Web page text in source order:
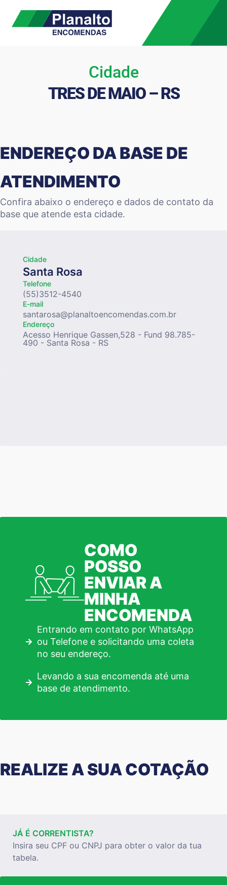
Cidade
TRES DE MAIO – RS
ENDEREÇO DA BASE DE
ATENDIMENTO
Confira abaixo o endereço e dados de contato da
base que atende esta cidade.
Cidade
Santa Rosa
Telefone
(55)3512-4540
E-mail
santarosa@planaltoencomendas.com.br
Endereço
Acesso Henrique Gassen,528 - Fund 98.785-
490 - Santa Rosa - RS
COMO
POSSO
ENVIAR A
MINHA
ENCOMENDA
Entrando em contato por WhatsApp
ou Telefone e solicitando uma coleta
no seu endereço.
Levando a sua encomenda até uma
base de atendimento.
REALIZE A SUA COTAÇÃO
JÁ É CORRENTISTA?
Insira seu CPF ou CNPJ para obter o valor da tua
tabela.